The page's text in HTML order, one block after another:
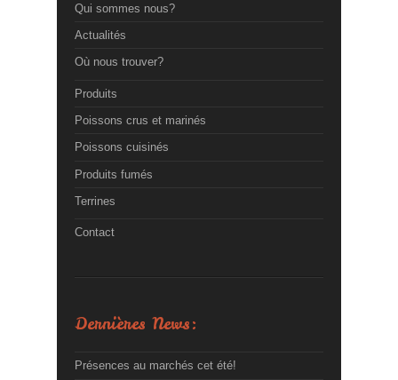
Qui sommes nous?
Actualités
Où nous trouver?
Produits
Poissons crus et marinés
Poissons cuisinés
Produits fumés
Terrines
Contact
Dernières News:
Présences au marchés cet été!